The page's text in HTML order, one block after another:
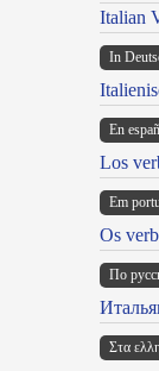
Italian
In
En
Los
Em
Os
По
Στα